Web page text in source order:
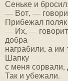
Сеньке и бросил:
— Вот, —
Прибежал
— Их, —
добра
награбили, а
Шапку
с меня сорвали,
Так и убежали.